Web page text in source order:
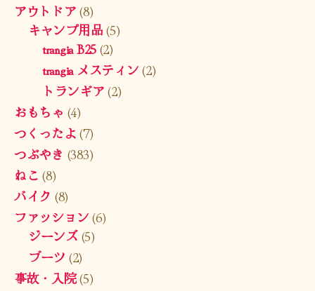
アウトドア(8)
キャンプ用品(5)
trangia B25(2)
trangia メスティン(2)
トランギア(2)
おもちゃ (4)
つくったよ(7)
つぶやき (383)
ねこ (8)
バイク (8)
ファッション(6)
ジーンズ(5)
ブーツ (2)
事故・入院(5)